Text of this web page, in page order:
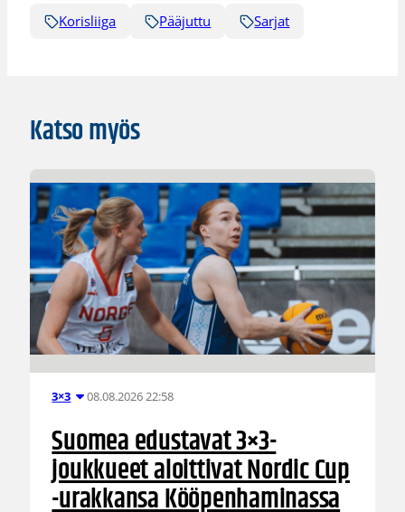
Korisliiga Pääjuttu Sarjat
Katso myös
3×3 08.08.2026 22:58
Suomea edustavat 3×3-
joukkueet aloittivat Nordic Cup
-urakkansa Kööpenhaminassa